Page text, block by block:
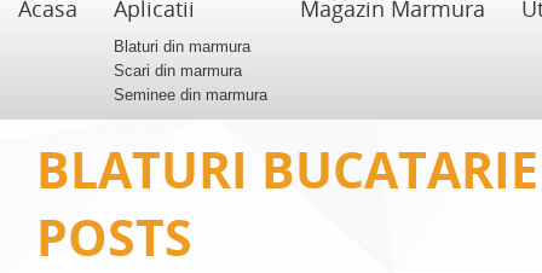
Acasa Aplicatii
Blaturi din marmura
Scari din marmura
Seminee din marmura
Magazin Marmura
BLATURI
POSTS